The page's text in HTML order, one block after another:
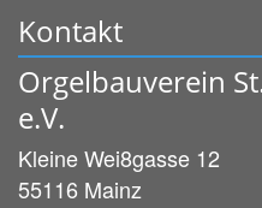
Kontakt
Orgelbauverein
e.V.
Kleine Wei8gasse 12
55116 Mainz